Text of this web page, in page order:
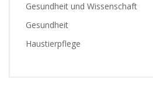
Gesundheit und Wissenschaft
Gesundheit
Haustierpflege